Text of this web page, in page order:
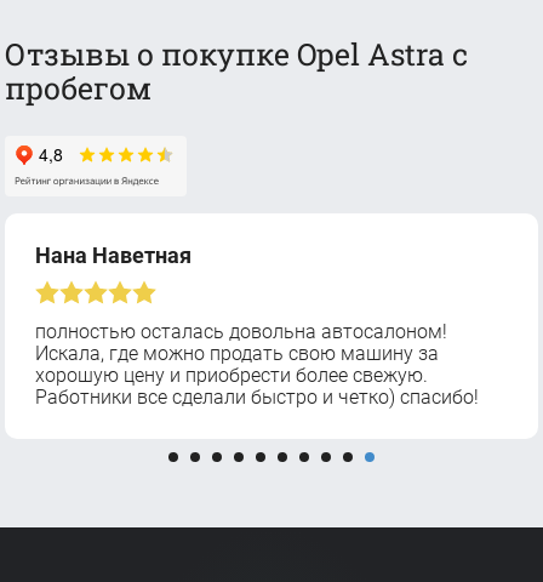
Отзывы о покупке Opel Astra с
пробегом
Нана Наветная
полностью осталась довольна автосалоном!
Искала, где можно продать свою машину за
хорошую цену и приобрести более свежую.
Работники все сделали быстро и четко) спасибо!